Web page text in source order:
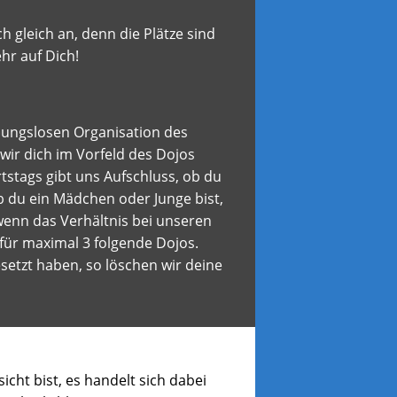
gleich an, denn die Plätze sind
auf Dich!
Organisation des
dich im Vorfeld des Dojos
gibt uns Aufschluss, ob du
ein Mädchen oder Junge bist,
das Verhältnis bei unseren
maximal 3 folgende Dojos.
haben, so löschen wir deine
bist, es handelt sich dabei